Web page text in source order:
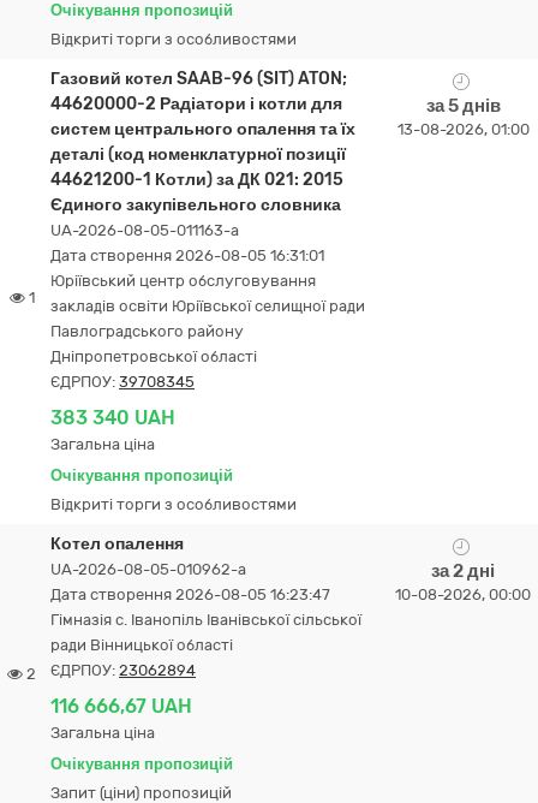
Очікування пропозицій
Відкриті торги з особливостями
1
Газовий котел SAAB-96 (SIT) ATON;
44620000-2 Радіатори і котли для
систем центрального опалення та їх
деталі (код номенклатурної позиції
44621200-1 Котли) за ДК 021: 2015
Єдиного закупівельного словника
UA-2026-08-05-011163-a
Дата створення 2026-08-05 16:31:01
Юріївський центр обслуговування
закладів освіти Юріївської селищної ради
Павлоградського району
Дніпропетровської області
ЄДРПОУ: 39708345
383 340 UAH
Загальна ціна
Очікування пропозицій
Відкриті торги з особливостями
за 5 днів
13-08-2026, 01:00
2
Котел опалення
UA-2026-08-05-010962-a
Дата створення 2026-08-05 16:23:47
Гімназія с. Іванопіль Іванівської сільської
ради Вінницької області
ЄДРПОУ: 23062894
116 666,67 UAH
Загальна ціна
Очікування пропозицій
Запит (ціни) пропозицій
за 2 дні
10-08-2026, 00:00